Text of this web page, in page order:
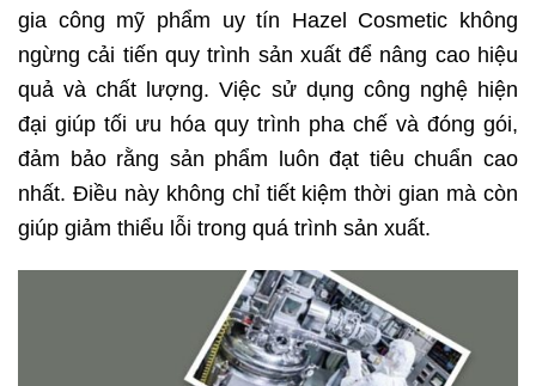
gia công mỹ phẩm uy tín Hazel Cosmetic không
ngừng cải tiến quy trình sản xuất để nâng cao hiệu
quả và chất lượng. Việc sử dụng công nghệ hiện
đại giúp tối ưu hóa quy trình pha chế và đóng gói,
đảm bảo rằng sản phẩm luôn đạt tiêu chuẩn cao
nhất. Điều này không chỉ tiết kiệm thời gian mà còn
giúp giảm thiểu lỗi trong quá trình sản xuất.